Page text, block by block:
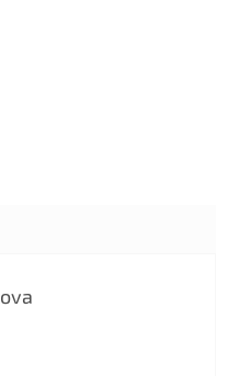
z 5 hvězdiček.